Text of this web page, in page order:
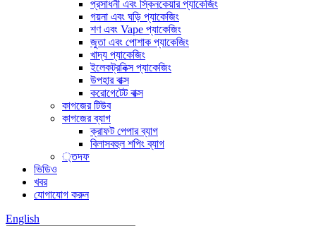
প্রসাধনী এবং স্কিনকেয়ার প্যাকেজিং
গয়না এবং ঘড়ি প্যাকেজিং
শণ এবং Vape প্যাকেজিং
জুতা এবং পোশাক প্যাকেজিং
খাদ্য প্যাকেজিং
ইলেকট্রনিক্স প্যাকেজিং
উপহার বাক্স
করোগেটেট বাক্স
কাগজের টিউব
কাগজের ব্যাগ
ক্রাফট পেপার ব্যাগ
বিলাসবহুল শপিং ব্যাগ
্তদফ
ভিডিও
খবর
যোগাযোগ করুন
English